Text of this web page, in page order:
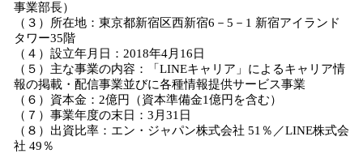
事業部長）
（３）所在地：東京都新宿区西新宿6－5－1 新宿アイランド
タワー35階
（４）設立年月日：2018年4月16日
（５）主な事業の内容：「LINEキャリア」によるキャリア情
報の掲載・配信事業並びに各種情報提供サービス事業
（６）資本金：2億円（資本準備金1億円を含む）
（７）事業年度の末日：3月31日
（８）出資比率：エン・ジャパン株式会社 51％／LINE株式会
社 49％